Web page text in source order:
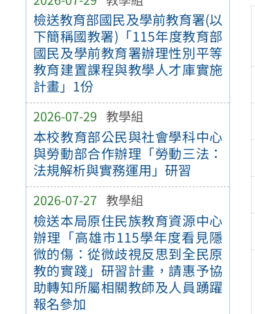
檢送教育部國民及學前教育署(以
下簡稱國教署)「115年度教育部
國民及學前教育署辦理性別平等
教育建置課程與教學人才庫實施
計畫」1份
2026-07-29 教學組
本校教育部公民與社會學科中心
與勞動部合作辦理「勞動三法：
法規解析與實務運用」研習
2026-07-27 教學組
檢送本局原住民族教育資源中心
辦理「高雄市115學年度看見隱
微的傷：從微歧視反思到全民原
教的實踐」研習計畫，請惠予協
助轉知所屬相關教師及人員踴躍
報名參加